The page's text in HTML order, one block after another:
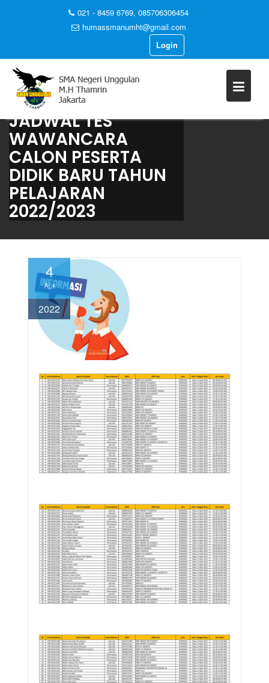
Skip
content
021 - 8459 6769, 085706306454
humassmanumht@gmail.com
Login
JADWAL TES
WAWANCARA
CALON PESERTA
DIDIK BARU TAHUN
PELAJARAN
2022/2023
4
Apr
2022